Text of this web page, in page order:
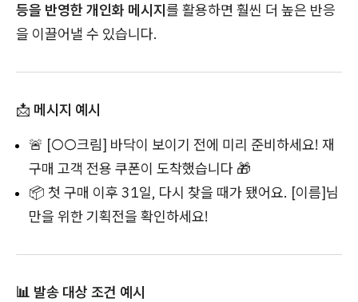
등을 반영한 개인화 메시지를 활용하면 훨씬 더 높은 반응
을 이끌어낼 수 있습니다.
📩 메시지 예시
🚨 [○○크림] 바닥이 보이기 전에 미리 준비하세요! 재
구매 고객 전용 쿠폰이 도착했습니다 🎁
📦 첫 구매 이후 31일, 다시 찾을 때가 됐어요. [이름]님
만을 위한 기획전을 확인하세요!
📊 발송 대상 조건 예시